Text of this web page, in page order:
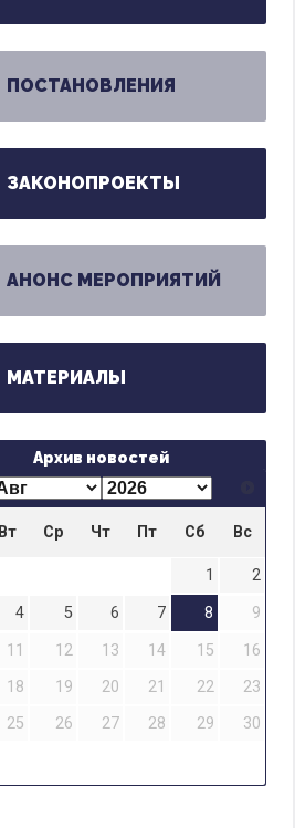
ПОСТАНОВЛЕНИЯ
ЗАКОНОПРОЕКТЫ
АНОНС МЕРОПРИЯТИЙ
МАТЕРИАЛЫ
Архив новостей
Вт Ср Чт Пт Сб Вс
1
2
4 5 6 7 8
9
11 12 13 14 15
16
18 19 20 21 22
23
25 26 27 28 29
30